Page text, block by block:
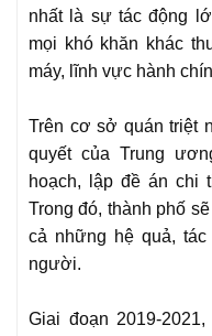
nhất là sự tác động
mọi khó khăn khác
máy, lĩnh vực hành
Trên cơ sở quán triệt
quyết của Trung
hoạch, lập đề án chi
Trong đó, thành phố
cả những hệ quả,
người.
Giai đoạn 2019-